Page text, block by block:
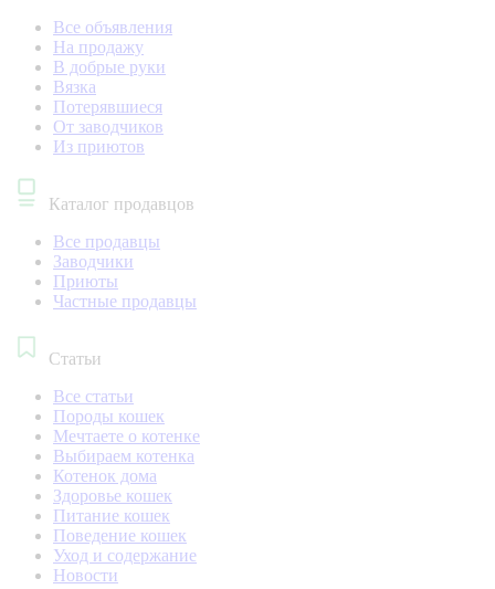
Все объявления
На продажу
В добрые руки
Вязка
Потерявшиеся
От заводчиков
Из приютов
Каталог продавцов
Все продавцы
Заводчики
Приюты
Частные продавцы
Статьи
Все статьи
Породы кошек
Мечтаете о котенке
Выбираем котенка
Котенок дома
Здоровье кошек
Питание кошек
Поведение кошек
Уход и содержание
Новости